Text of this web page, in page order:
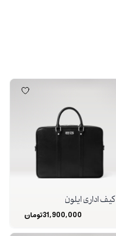
کیف اداری ایلون
31,900,000تومان